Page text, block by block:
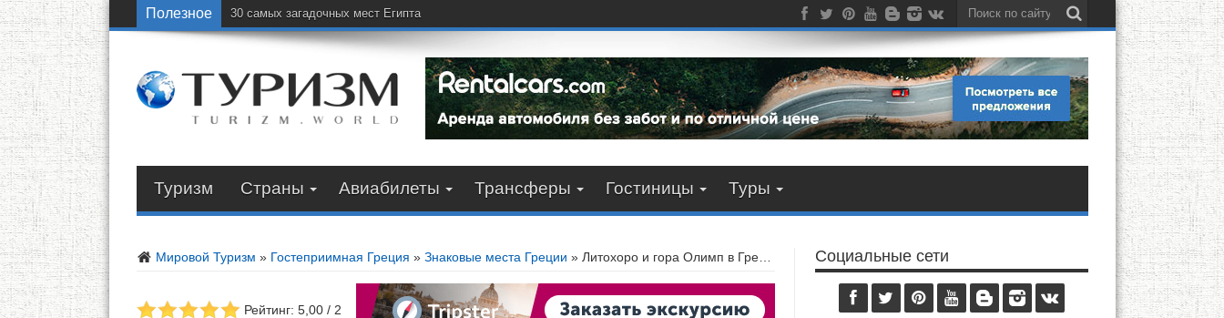
Полезное 30 самых загадочных мест Египта
Туризм Страны Авиабилеты Трансферы Гостиницы Туры
Мировой Туризм » Гостеприимная Греция » Знаковые места Греции » Литохоро и гора Олимп в Греции
Рейтинг: 5,00 / 2
Социальные сети